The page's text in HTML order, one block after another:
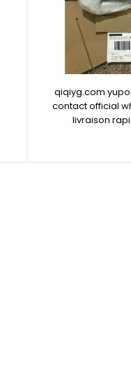
qiqiyg.com
contact official
livraison